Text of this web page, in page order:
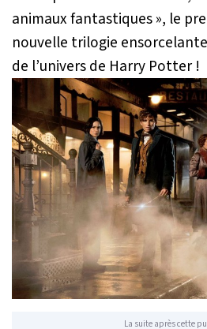
animaux fantastiques », le
nouvelle trilogie
de l’univers de Harry Potter !
La suite après cette